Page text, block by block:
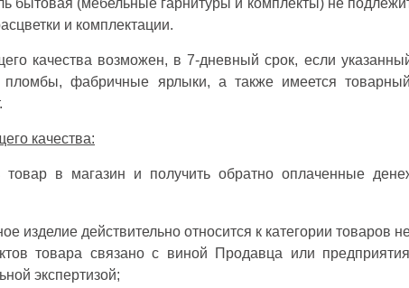
бытовая (мебельные гарнитуры и комплекты) не
и комплектации.
качества возможен, в 7-дневный срок, если
пломбы, фабричные ярлыки, а также имеется
качества:
в магазин и получить обратно оплаченные
изделие действительно относится к категории товаров
товара связано с виной Продавца или
экспертизой;